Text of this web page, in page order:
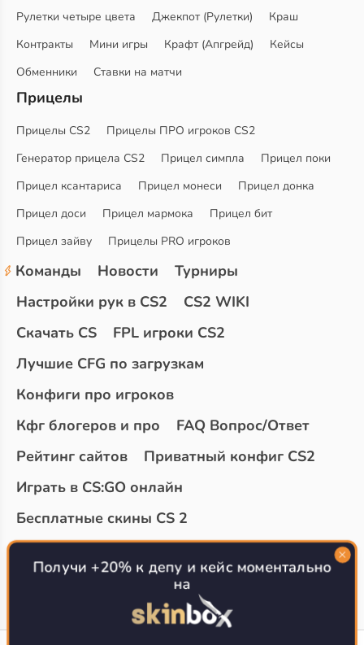
Рулетки четыре цвета
Джекпот (Рулетки)
Краш
Контракты
Мини игры Крафт (Апгрейд)
Кейсы
Обменники
Ставки на матчи
Прицелы
Прицелы CS2
Прицелы ПРО игроков CS2
Генератор прицела CS2
Прицел симпла
Прицел поки
Прицел ксантариса
Прицел монеси
Прицел донка
Прицел доси
Прицел мармока
Прицел бит
Прицел зайву
Прицелы PRO игроков
Команды Новости
Турниры
Настройки рук в CS2
CS2 WIKI
Скачать CS
FPL игроки CS2
Лучшие CFG по загрузкам
Конфиги про игроков
Кфг блогеров и про
FAQ Вопрос/Ответ
Рейтинг сайтов
Приватный конфиг CS2
Играть в CS:GO онлайн
Бесплатные скины CS 2
Топ сайтов с халявой КС 2
О проекте
Получи +20% к депу и кейс моментально
на